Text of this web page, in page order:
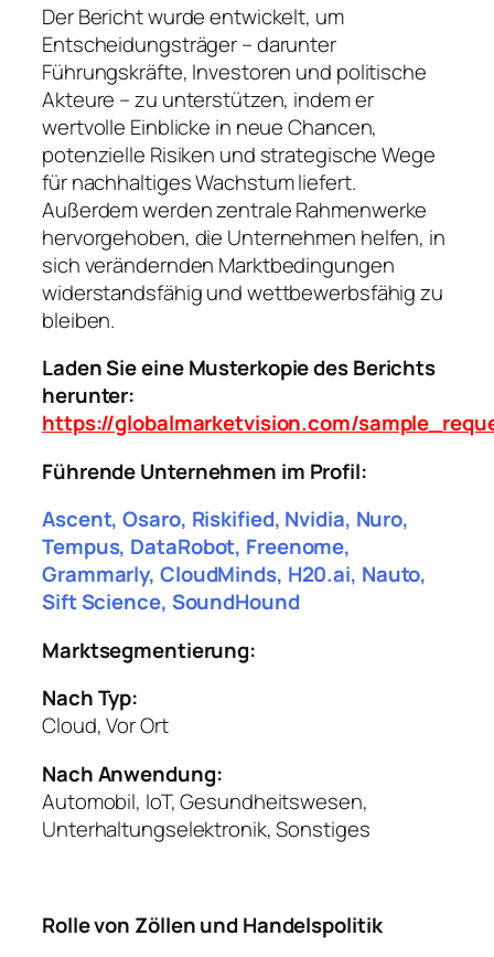
Der Bericht wurde entwickelt, um
Entscheidungsträger – darunter
Führungskräfte, Investoren und politische
Akteure – zu unterstützen, indem er
wertvolle Einblicke in neue Chancen,
potenzielle Risiken und strategische Wege
für nachhaltiges Wachstum liefert.
Außerdem werden zentrale Rahmenwerke
hervorgehoben, die Unternehmen helfen, in
sich verändernden Marktbedingungen
widerstandsfähig und wettbewerbsfähig zu
bleiben.
Laden Sie eine Musterkopie des Berichts
herunter:
https://globalmarketvision.com/
Führende Unternehmen im Profil:
Ascent, Osaro, Riskified, Nvidia, Nuro,
Tempus, DataRobot, Freenome,
Grammarly, CloudMinds, H20.ai, Nauto,
Sift Science, SoundHound
Marktsegmentierung:
Nach Typ:
Cloud, Vor Ort
Nach Anwendung:
Automobil, IoT, Gesundheitswesen,
Unterhaltungselektronik, Sonstiges
Rolle von Zöllen und Handelspolitik